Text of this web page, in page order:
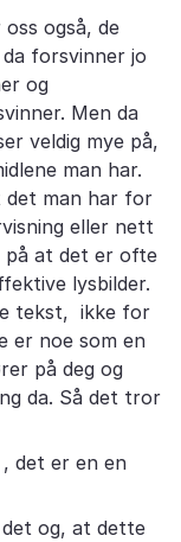
også, de
forsvinner jo
og
Men da
veldig mye på,
man har.
det man har for
eller nett
på at det er ofte
lysbilder.
tekst, ikke for
er noe som en
på deg og
da. Så det tror
det er en en
og, at dette